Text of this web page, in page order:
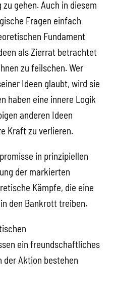
gehen. Auch in diesem
Fragen einfach
Fundament
als Zierrat betrachtet
zu feilschen. Wer
Ideen glaubt, wird sie
haben eine innere Logik
anderen Ideen
Kraft zu verlieren.
in prinzipiellen
der markierten
Kämpfe, die eine
den Bankrott treiben.
ein freundschaftliches
der Aktion bestehen